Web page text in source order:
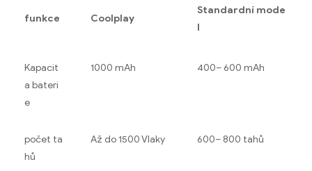
funkce Coolplay
Standardní mode
l
Kapacit
a bateri
e
1000 mAh 400– 600 mAh
počet ta
hů
Až do 1500 Vlaky 600– 800 tahů